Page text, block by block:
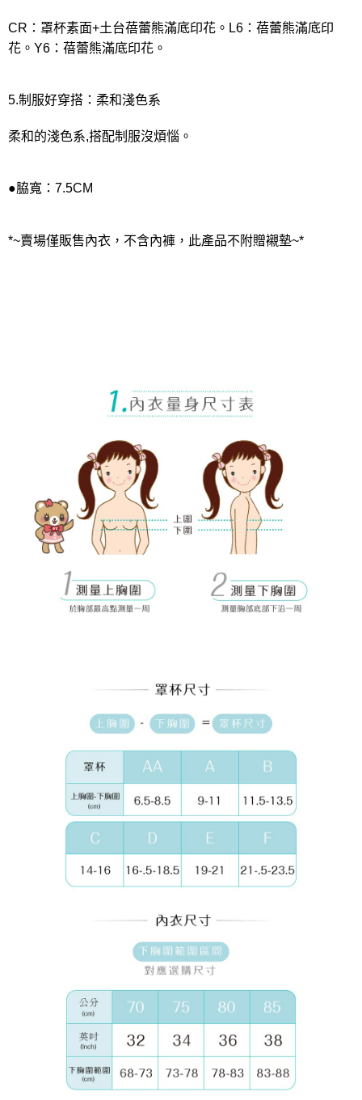
CR：罩杯素面+土台蓓蕾熊滿底印花。L6：蓓蕾熊滿底印
花。Y6：蓓蕾熊滿底印花。
5.制服好穿搭：柔和淺色系
柔和的淺色系,搭配制服沒煩惱。
●脇寬：7.5CM
*~賣場僅販售內衣，不含內褲，此產品不附贈襯墊~*